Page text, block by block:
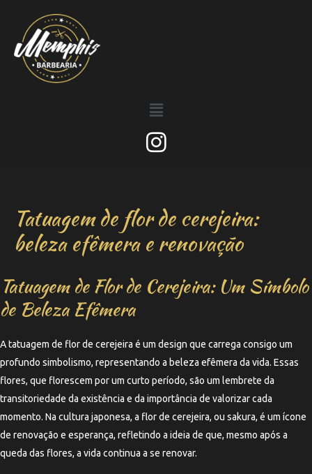
Tatuagem de flor de cerejeira:
beleza efêmera e renovação
Tatuagem de Flor de Cerejeira: Um Símbolo
de Beleza Efêmera
A tatuagem de flor de cerejeira é um design que carrega consigo um
profundo simbolismo, representando a beleza efêmera da vida. Essas
flores, que florescem por um curto período, são um lembrete da
transitoriedade da existência e da importância de valorizar cada
momento. Na cultura japonesa, a flor de cerejeira, ou sakura, é um ícone
de renovação e esperança, refletindo a ideia de que, mesmo após a
queda das flores, a vida continua a se renovar.